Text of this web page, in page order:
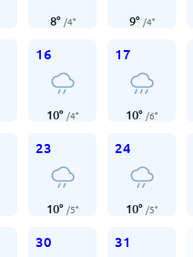
8° /4° 9° /4°
16
10° /4°
17
10° /6°
23
10° /5°
24
10° /5°
30 31